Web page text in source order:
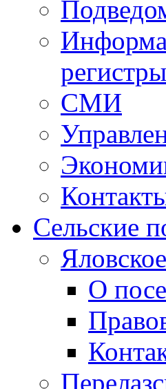
регистры
СМИ
Сельские
Яловское
О